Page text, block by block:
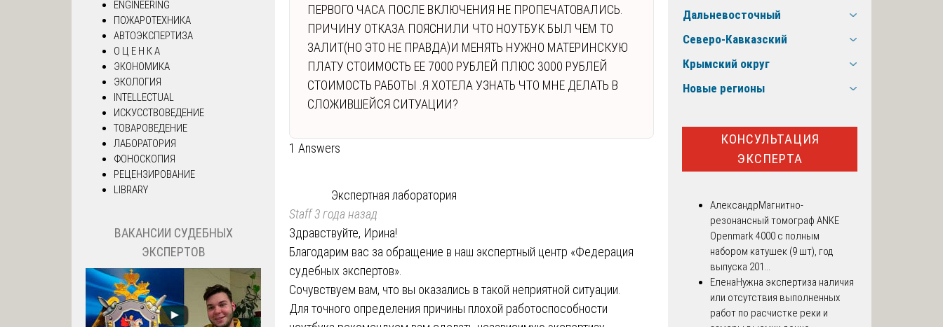
ПЕРВОГО ЧАСА ПОСЛЕ ВКЛЮЧЕНИЯ НЕ ПРОПЕЧАТОВАЛИСЬ.
ПРИЧИНУ ОТКАЗА ПОЯСНИЛИ ЧТО НОУТБУК БЫЛ ЧЕМ ТО
ЗАЛИТ(НО ЭТО НЕ ПРАВДА)И МЕНЯТЬ НУЖНО МАТЕРИНСКУЮ
ПЛАТУ СТОИМОСТЬ ЕЕ 7000 РУБЛЕЙ ПЛЮС 3000 РУБЛЕЙ
СТОИМОСТЬ РАБОТЫ .Я ХОТЕЛА УЗНАТЬ ЧТО МНЕ ДЕЛАТЬ В
СЛОЖИВШЕЙСЯ СИТУАЦИИ?
1 Answers
Экспертная лаборатория
Staff3 года назад
Здравствуйте, Ирина!
Благодарим вас за обращение в наш экспертный центр «Федерация
судебных экспертов».
Сочувствуем вам, что вы оказались в такой неприятной ситуации.
Для точного определения причины плохой работоспособности
ENGINEERING
ПОЖАРОТЕХНИКА
АВТОЭКСПЕРТИЗА
О Ц Е Н К А
ЭКОНОМИКА
ЭКОЛОГИЯ
INTELLECTUAL
ИСКУССТВОВЕДЕНИЕ
ТОВАРОВЕДЕНИЕ
ЛАБОРАТОРИЯ
ФОНОСКОПИЯ
РЕЦЕНЗИРОВАНИЕ
LIBRARY
ВАКАНСИИ СУДЕБНЫХ
ЭКСПЕРТОВ
Дальневосточный
Северо-Кавказский
Крымский округ
Новые регионы
КОНСУЛЬТАЦИЯ
ЭКСПЕРТА
АлександрМагнитно-
резонансный томограф ANKE
Openmark 4000 с полным
набором катушек (9 шт), год
выпуска 201...
ЕленаНужна экспертиза наличия
или отсутствия выполненных
работ по расчистке реки и